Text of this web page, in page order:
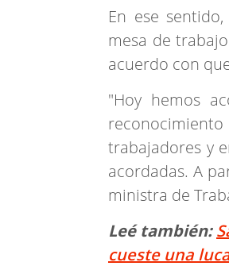
En ese
mesa de
acuerdo con
"Hoy hemos
trabajadores y
acordadas. A
ministra de
Leé también:
cueste una